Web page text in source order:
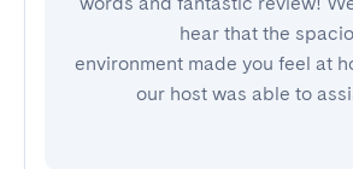
hear that the
environment made you feel at
our host was able to